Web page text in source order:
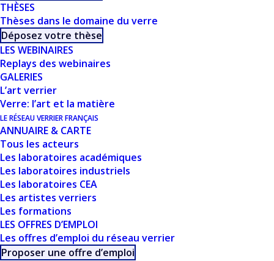
THÈSES
Thèses dans le domaine du verre
Déposez votre thèse
LES WEBINAIRES
Replays des webinaires
GALERIES
L’art verrier
Verre: l’art et la matière
LE RÉSEAU VERRIER FRANÇAIS
ANNUAIRE & CARTE
Tous les acteurs
Les laboratoires académiques
Les laboratoires industriels
Les laboratoires CEA
Les artistes verriers
Les formations
LES OFFRES D’EMPLOI
Les offres d’emploi du réseau verrier
Proposer une offre d’emploi
CE DOCUMENT FAIT
PARTIE D'UN
ENSEMBLE DE
RESSOURCES
PROPOSÉES SUR
NOTRE SITE